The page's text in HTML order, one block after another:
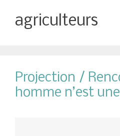
agriculteurs
Projection /
homme n’est